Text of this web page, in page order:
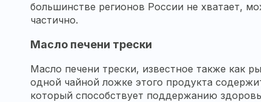
большинстве регионов России не хватает,
частично.
Масло печени трески
Масло печени трески, известное также как
одной чайной ложке этого продукта
который способствует поддержанию